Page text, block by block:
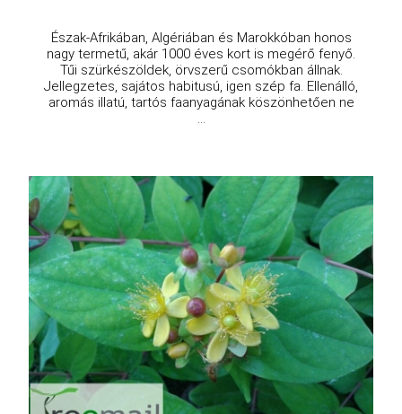
Észak-Afrikában, Algériában és Marokkóban honos
nagy termetű, akár 1000 éves kort is megérő fenyő.
Tűi szürkészöldek, örvszerű csomókban állnak.
Jellegzetes, sajátos habitusú, igen szép fa. Ellenálló,
aromás illatú, tartós faanyagának köszönhetően ne
...